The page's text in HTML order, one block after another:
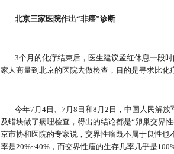
北京三家医院作出“非癌”诊断
3个月的化疗结束后，医生建议孟红休息一段
家人商量到北京的医院去做检查，目的是寻求比
今年7月4日、7月8日和8月2日，中国人民解
及蜡块做了病理检查，得出的结论都是“卵巢交界
京市协和医院的专家说，交界性瘤既不属于良性
率是20%~40%，而交界性瘤的生存几率几乎是